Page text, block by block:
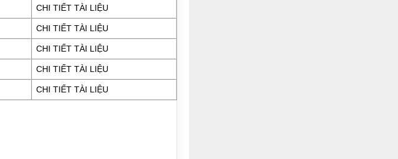
CHI TIẾT TÀI LIỆU
CHI TIẾT TÀI LIỆU
CHI TIẾT TÀI LIỆU
CHI TIẾT TÀI LIỆU
CHI TIẾT TÀI LIỆU